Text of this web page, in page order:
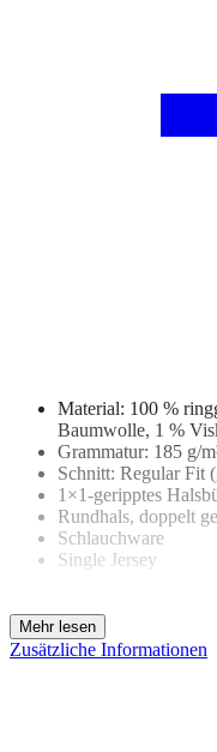
Material: 100 %
Baumwolle, 1 %
Grammatur: 185 g/
Schnitt: Regular Fit
1×1-geripptes
Rundhals, doppelt
Schlauchware
Single Jersey
Zusätzliche Informationen